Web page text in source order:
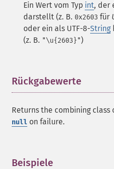
Ein Wert vom Typ int, der
darstellt (z. B. 0x2603 für
oder ein als UTF-8-String
(z. B. "\u{2603}")
Rückgabewerte
Returns the combining
null on failure.
Beispiele